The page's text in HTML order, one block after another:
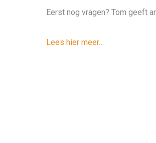
Eerst nog vragen? Tom geeft
Lees hier meer…